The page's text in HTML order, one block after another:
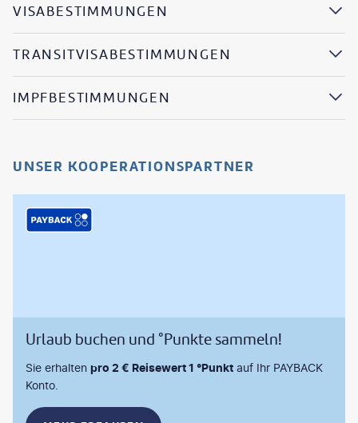
VISABESTIMMUNGEN
TRANSITVISABESTIMMUNGEN
IMPFBESTIMMUNGEN
UNSER KOOPERATIONSPARTNER
Urlaub buchen und °Punkte sammeln!
Sie erhalten pro 2 € Reisewert 1 °Punkt auf Ihr PAYBACK
Konto.